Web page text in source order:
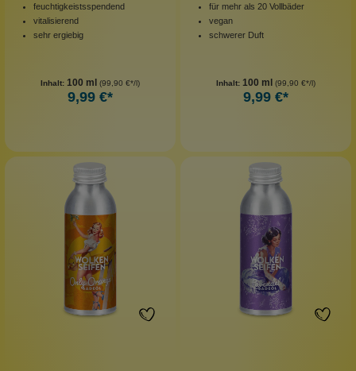
feuchtigkeistsspendend
vitalisierend
sehr ergiebig
Inhalt: 100 ml (99,90 €*/l)
9,99 €*
für mehr als 20 Vollbäder
vegan
schwerer Duft
Inhalt: 100 ml (99,90 €*/l)
9,99 €*